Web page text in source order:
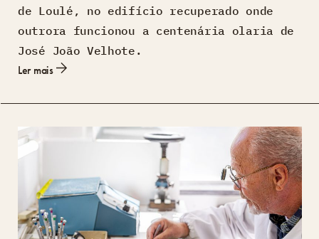
de Loulé, no edifício recuperado onde
outrora funcionou a centenária olaria de
José João Velhote.
Ler mais